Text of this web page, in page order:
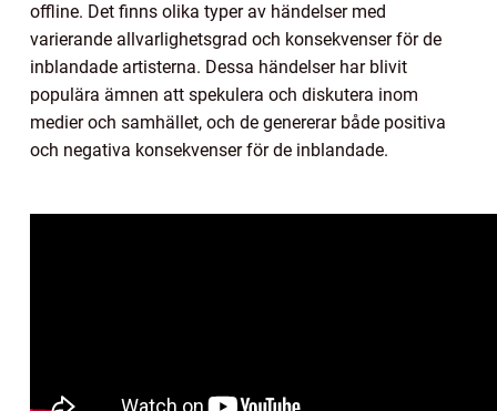
offline. Det finns olika typer av händelser med
varierande allvarlighetsgrad och konsekvenser för de
inblandade artisterna. Dessa händelser har blivit
populära ämnen att spekulera och diskutera inom
medier och samhället, och de genererar både positiva
och negativa konsekvenser för de inblandade.